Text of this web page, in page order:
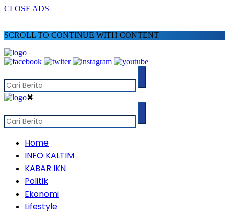
CLOSE ADS
SCROLL TO CONTINUE WITH CONTENT
✖
Home
INFO KALTIM
KABAR IKN
Politik
Ekonomi
Lifestyle